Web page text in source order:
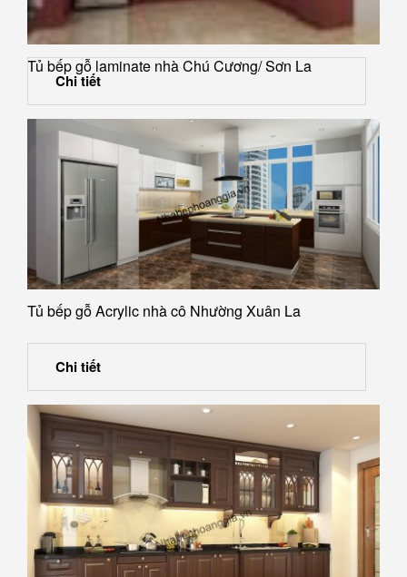
Tủ bếp gỗ laminate nhà Chú Cương/ Sơn La
Chi tiết
Tủ bếp gỗ Acrylic nhà cô Nhường Xuân La
Chi tiết